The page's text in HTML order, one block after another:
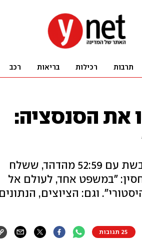
תרבות רכילות בריאות רכב
את הסנסציה:
הכחולים-לבנים הדהימו את הנבחרת הטובה ביבשת עם 52:59 מהדהד, ששלח
"במשפט אחד, לעולם אל
וגם: הציוצים, הנתונים
25 תגובות